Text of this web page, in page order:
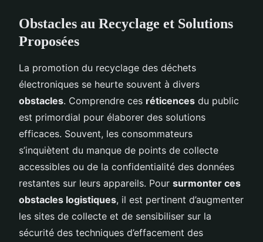
Obstacles au Recyclage et Solutions
Proposées
La promotion du recyclage des déchets
électroniques se heurte souvent à divers
obstacles. Comprendre ces réticences du public
est primordial pour élaborer des solutions
efficaces. Souvent, les consommateurs
s’inquiètent du manque de points de collecte
accessibles ou de la confidentialité des données
restantes sur leurs appareils. Pour surmonter ces
obstacles logistiques, il est pertinent d’augmenter
les sites de collecte et de sensibiliser sur la
sécurité des techniques d’effacement des